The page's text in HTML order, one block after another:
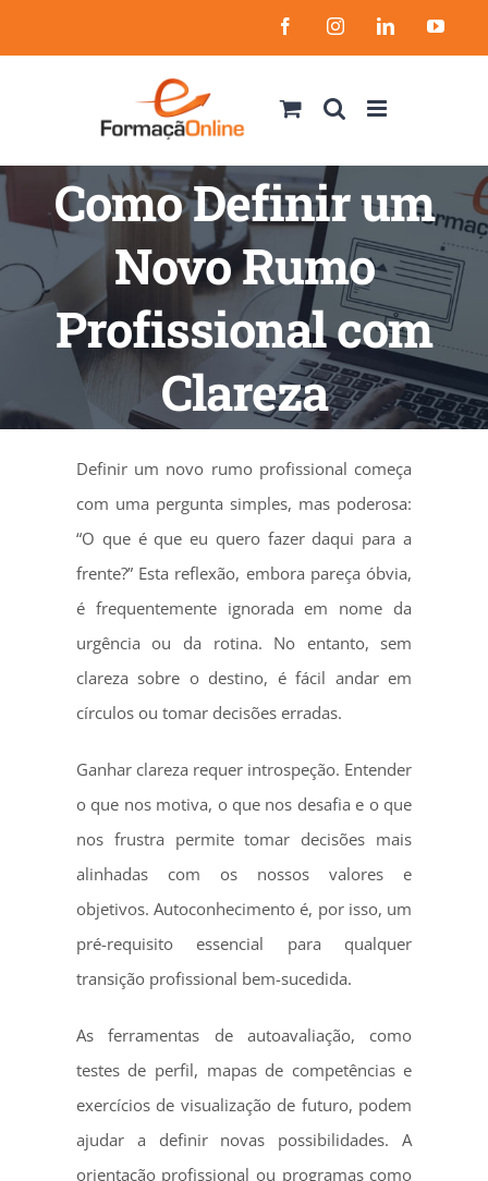
to
FacebookInstagramLinkedIn
Como Definir um
Novo Rumo
Profissional com
Clareza
Definir um novo rumo profissional começa
com uma pergunta simples, mas poderosa:
“O que é que eu quero fazer daqui para a
frente?” Esta reflexão, embora pareça óbvia,
é frequentemente ignorada em nome da
urgência ou da rotina. No entanto, sem
clareza sobre o destino, é fácil andar em
círculos ou tomar decisões erradas.
Ganhar clareza requer introspeção. Entender
o que nos motiva, o que nos desafia e o que
nos frustra permite tomar decisões mais
alinhadas com os nossos valores e
objetivos. Autoconhecimento é, por isso, um
pré-requisito essencial para qualquer
transição profissional bem-sucedida.
As ferramentas de autoavaliação, como
testes de perfil, mapas de competências e
exercícios de visualização de futuro, podem
ajudar a definir novas possibilidades. A
orientação profissional ou programas como